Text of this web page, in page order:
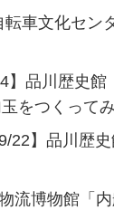
転車文化セン
】品川歴史館
をつくってみ
22】品川歴
流博物館「